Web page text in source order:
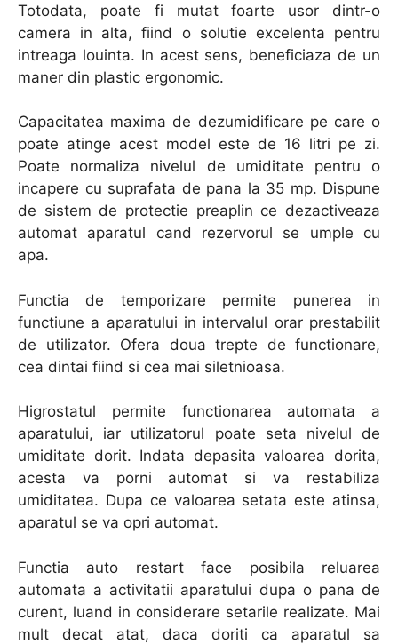
Totodata, poate fi mutat foarte usor dintr-o
camera in alta, fiind o solutie excelenta pentru
intreaga louinta. In acest sens, beneficiaza de un
maner din plastic ergonomic.
Capacitatea maxima de dezumidificare pe care o
poate atinge acest model este de 16 litri pe zi.
Poate normaliza nivelul de umiditate pentru o
incapere cu suprafata de pana la 35 mp. Dispune
de sistem de protectie preaplin ce dezactiveaza
automat aparatul cand rezervorul se umple cu
apa.
Functia de temporizare permite punerea in
functiune a aparatului in intervalul orar prestabilit
de utilizator. Ofera doua trepte de functionare,
cea dintai fiind si cea mai siletnioasa.
Higrostatul permite functionarea automata a
aparatului, iar utilizatorul poate seta nivelul de
umiditate dorit. Indata depasita valoarea dorita,
acesta va porni automat si va restabiliza
umiditatea. Dupa ce valoarea setata este atinsa,
aparatul se va opri automat.
Functia auto restart face posibila reluarea
automata a activitatii aparatului dupa o pana de
curent, luand in considerare setarile realizate. Mai
mult decat atat, daca doriti ca aparatul sa